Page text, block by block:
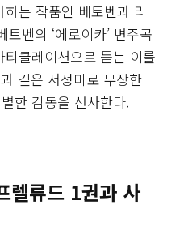
는 작품인 베토벤과 리
벤의 ‘에로이카’ 변주곡
큘레이션으로 듣는 이를
깊은 서정미로 무장한
한 감동을 선사한다.
렐류드 1권과 사